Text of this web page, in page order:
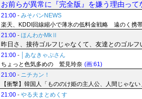
お前らが異常に『完全版』を嫌う理由って
21:00 - みそパンNEWS
楽天、KDDI回線縮小で薄氷の低料金戦略 遠のく携帯
21:00 - ほんわかMkⅡ
昨日さ、接待ゴルフじゃなくて、友達とのゴルフ
21:00 -
│あなきゃぷさん
ちょっと色気多めの 鷲見玲奈 (画:61)
21:00 - ニチカン！
【衝撃】韓国人「もののけ姫の主人公、人間じゃない
21:00 - やる夫まとめくす